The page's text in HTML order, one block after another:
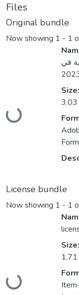
Files
Original bundle
Now showing 1 - 1
Loading...
في
Size:
License bundle
Now showing 1 - 1
Loading...
Size: